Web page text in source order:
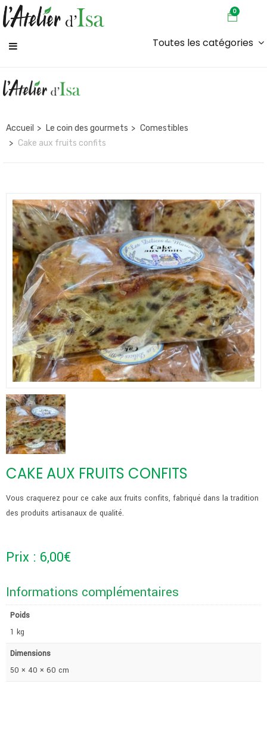
0
Toutes les catégories
Accueil Le coin des gourmets
Comestibles
Cake aux fruits confits
CAKE AUX FRUITS CONFITS
Vous craquerez pour ce cake aux fruits confits, fabriqué dans la tradition
des produits artisanaux de qualité.
Prix : 6,00€
Informations complémentaires
Poids
1 kg
Dimensions
50 × 40 × 60 cm